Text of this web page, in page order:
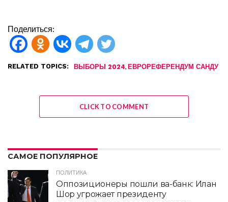
Поделиться:
RELATED TOPICS: ВЫБОРЫ 2024, ЕВРОРЕФЕРЕНДУМ САНДУ
CLICK TO COMMENT
САМОЕ ПОПУЛЯРНОЕ
ПОЛИТИКА
Оппозиционеры пошли ва-банк: Илан
Шор угрожает президенту